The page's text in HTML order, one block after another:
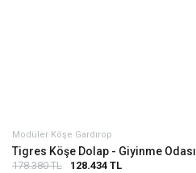
Modüler Köşe Gardırop
Tigres Köşe Dolap - Giyinme Odası
178.380 TL 128.434 TL